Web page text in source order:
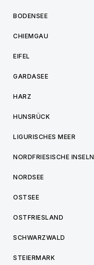
BODENSEE
CHIEMGAU
EIFEL
GARDASEE
HARZ
HUNSRÜCK
LIGURISCHES MEER
NORDFRIESISCHE INSELN
NORDSEE
OSTSEE
OSTFRIESLAND
SCHWARZWALD
STEIERMARK